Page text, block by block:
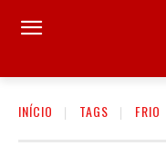
INÍCIO TAGS FRIO